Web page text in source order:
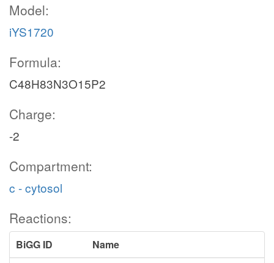
Model:
iYS1720
Formula:
C48H83N3O15P2
Charge:
-2
Compartment:
c - cytosol
Reactions:
BiGG ID
Name